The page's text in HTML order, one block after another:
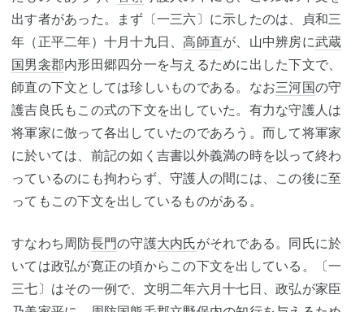
出す者があった。まず〔一三六〕に示したのは、貞和三
年（正平二年）十月十九日、高師直が、山中辨房に武蔵
国男衾郡内形田郷四分一を与えるために出した下文で、
師直の下文としては珍しいものである。なお三河国の守
護吉良氏もこの式の下文を出していた。有力な守護人は
将軍家に倣って各出していたのであろう。而して将軍家
に於いては、前記の如く吉書以外義満の時を以って終わ
っているのにも拘わらず、守護人の間には、この後に至
ってもこの下文を出しているものがある。
すなわち周防長門の守護大内氏がそれである。同氏に於
いては政弘が寛正の頃からこの下文を出している。〔一
三七〕はその一例で、文明二年六月十七日、政弘が家臣